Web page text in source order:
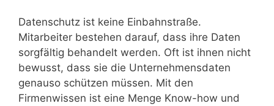
Datenschutz ist keine Einbahnstraße.
Mitarbeiter bestehen darauf, dass ihre Daten
sorgfältig behandelt werden. Oft ist ihnen nicht
bewusst, dass sie die Unternehmensdaten
genauso schützen müssen. Mit den
Firmenwissen ist eine Menge Know-how und